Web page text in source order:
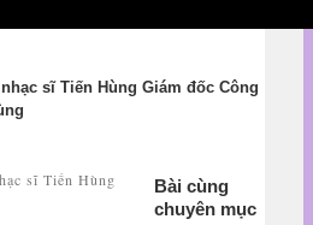
sĩ Tiến Hùng Giám đốc Công
sĩ Tiến Hùng
Bài cùng
chuyên mục